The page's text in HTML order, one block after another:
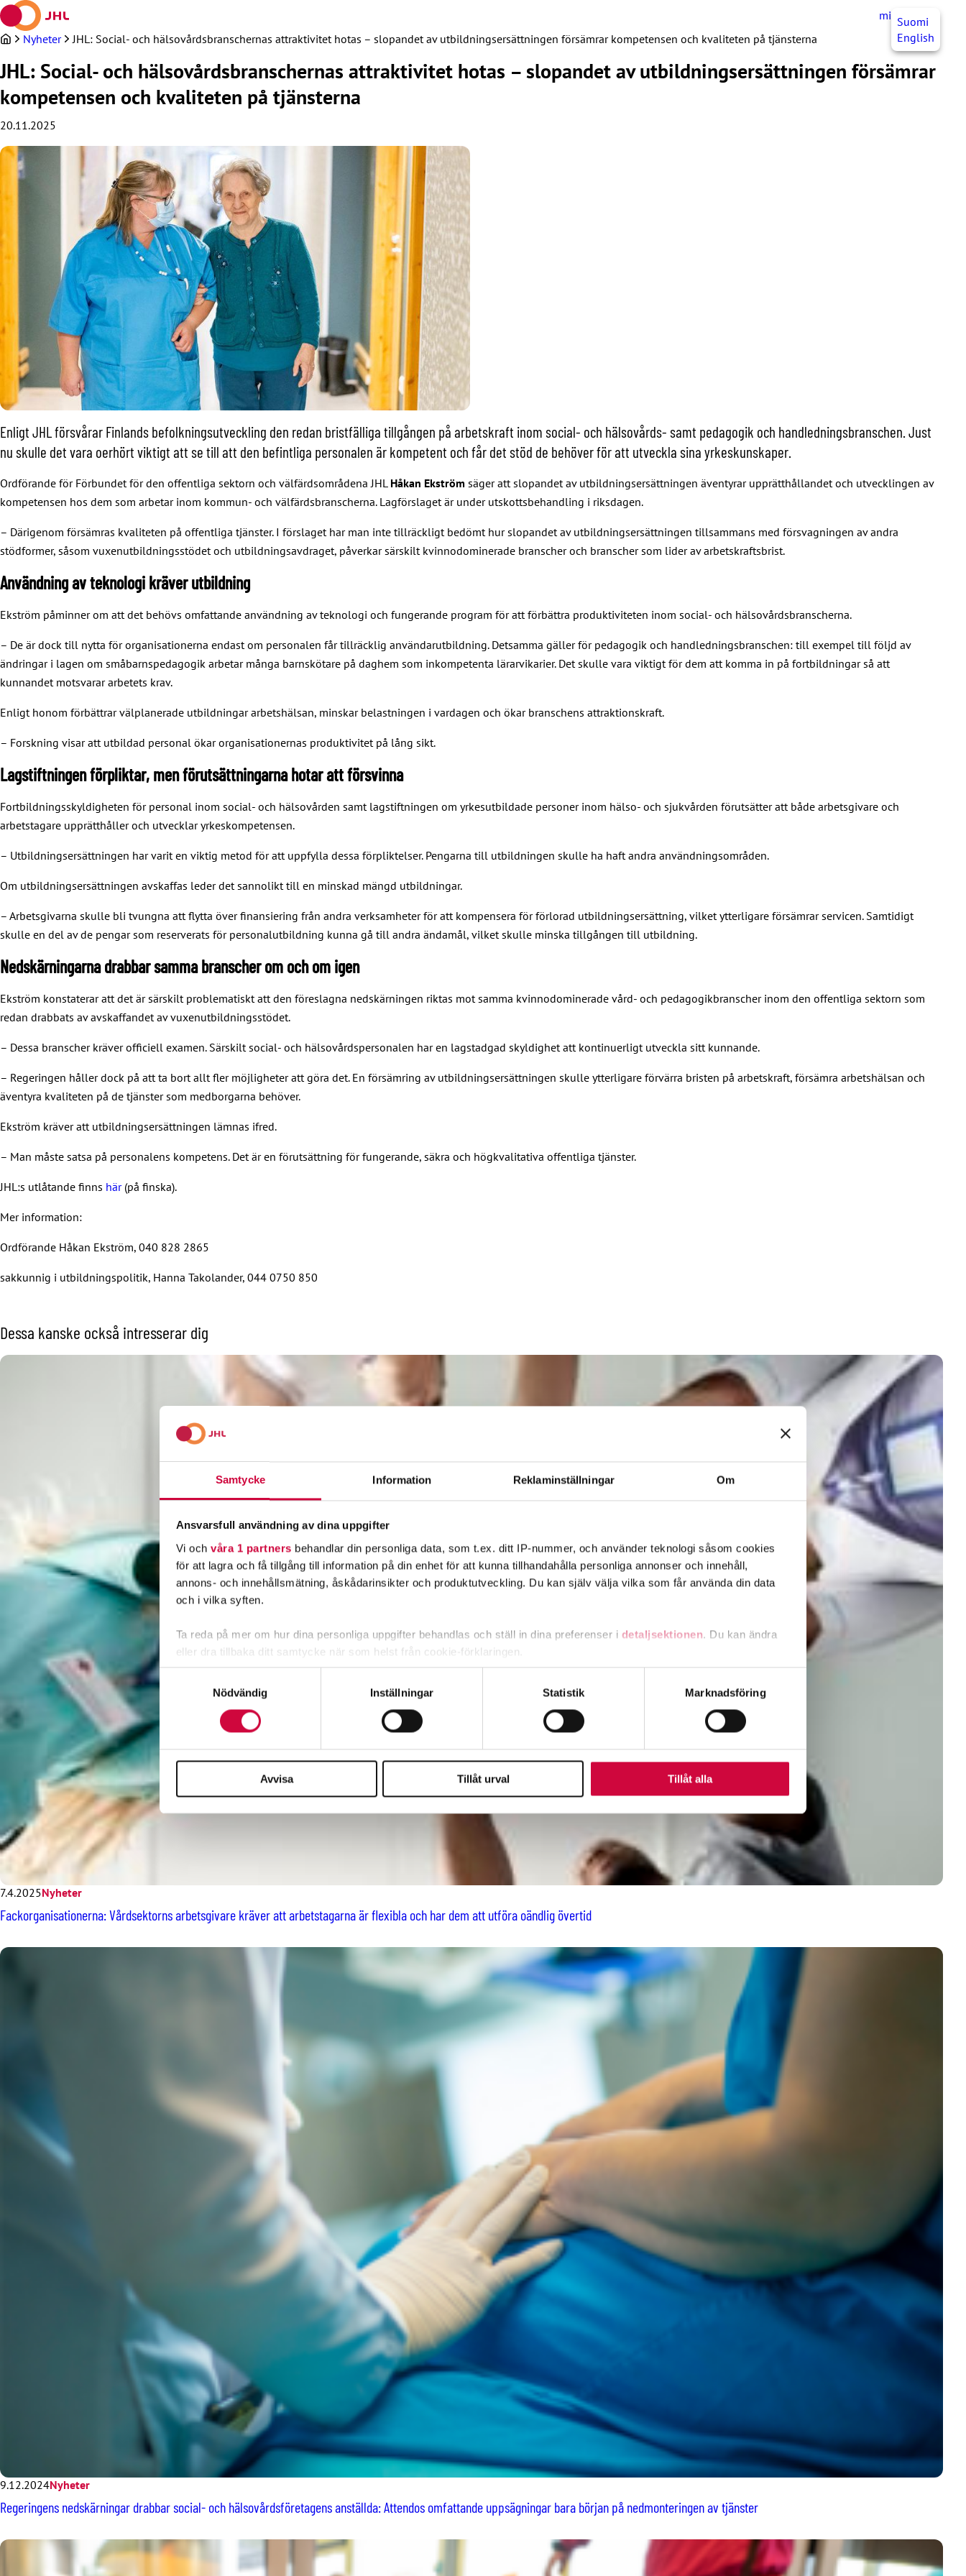
Samtycke Information Reklaminställningar Om
Ansvarsfull användning av dina uppgifter
Vi och våra 1 partners behandlar din personliga data, som t.ex. ditt IP-nummer, och använder teknologi såsom cookies
för att lagra och få tillgång till information på din enhet för att kunna tillhandahålla personliga annonser och innehåll,
annons- och innehållsmätning, åskådarinsikter och produktutveckling. Du kan själv välja vilka som får använda din data
och i vilka syften.
Ta reda på mer om hur dina personliga uppgifter behandlas och ställ in dina preferenser i detaljsektionen. Du kan ändra
eller dra tillbaka ditt samtycke när som helst från cookie-förklaringen.
Vi använder enhetsidentifierare för att anpassa innehållet och annonserna till användarna, tillhandahålla funktioner för
sociala medier och analysera vår trafik. Vi vidarebefordrar även sådana identifierare och annan information från din enhet
till de sociala medier och annons- och analysföretag som vi samarbetar med. Dessa kan i sin tur kombinera informationen
Samtyckesval
Nödvändig
Inställningar Statistik Marknadsföring
Avvisa Tillåt urval Tillåt alla
Hoppa
till
innehållet
mittJHL SV
Suomi
English
Nyheter JHL: Social- och hälsovårdsbranschernas attraktivitet hotas – slopandet av utbildningsersättningen försämrar kompetensen och kvaliteten på tjänsterna
JHL: Social- och hälsovårdsbranschernas attraktivitet hotas – slopandet av utbildningsersättningen försämrar
kompetensen och kvaliteten på tjänsterna
20.11.2025
Enligt JHL försvårar Finlands befolkningsutveckling den redan bristfälliga tillgången på arbetskraft inom social- och hälsovårds- samt pedagogik och handledningsbranschen. Just
nu skulle det vara oerhört viktigt att se till att den befintliga personalen är kompetent och får det stöd de behöver för att utveckla sina yrkeskunskaper.
Ordförande för Förbundet för den offentliga sektorn och välfärdsområdena JHL Håkan Ekström säger att slopandet av utbildningsersättningen äventyrar upprätthållandet och utvecklingen av
kompetensen hos dem som arbetar inom kommun- och välfärdsbranscherna. Lagförslaget är under utskottsbehandling i riksdagen.
– Därigenom försämras kvaliteten på offentliga tjänster. I förslaget har man inte tillräckligt bedömt hur slopandet av utbildningsersättningen tillsammans med försvagningen av andra
stödformer, såsom vuxenutbildningsstödet och utbildningsavdraget, påverkar särskilt kvinnodominerade branscher och branscher som lider av arbetskraftsbrist.
Användning av teknologi kräver utbildning
Ekström påminner om att det behövs omfattande användning av teknologi och fungerande program för att förbättra produktiviteten inom social- och hälsovårdsbranscherna.
– De är dock till nytta för organisationerna endast om personalen får tillräcklig användarutbildning. Detsamma gäller för pedagogik och handledningsbranschen: till exempel till följd av
ändringar i lagen om småbarnspedagogik arbetar många barnskötare på daghem som inkompetenta lärarvikarier. Det skulle vara viktigt för dem att komma in på fortbildningar så att
kunnandet motsvarar arbetets krav.
Enligt honom förbättrar välplanerade utbildningar arbetshälsan, minskar belastningen i vardagen och ökar branschens attraktionskraft.
– Forskning visar att utbildad personal ökar organisationernas produktivitet på lång sikt.
Lagstiftningen förpliktar, men förutsättningarna hotar att försvinna
Fortbildningsskyldigheten för personal inom social- och hälsovården samt lagstiftningen om yrkesutbildade personer inom hälso- och sjukvården förutsätter att både arbetsgivare och
arbetstagare upprätthåller och utvecklar yrkeskompetensen.
– Utbildningsersättningen har varit en viktig metod för att uppfylla dessa förpliktelser. Pengarna till utbildningen skulle ha haft andra användningsområden.
Om utbildningsersättningen avskaffas leder det sannolikt till en minskad mängd utbildningar.
– Arbetsgivarna skulle bli tvungna att flytta över finansiering från andra verksamheter för att kompensera för förlorad utbildningsersättning, vilket ytterligare försämrar servicen. Samtidigt
skulle en del av de pengar som reserverats för personalutbildning kunna gå till andra ändamål, vilket skulle minska tillgången till utbildning.
Nedskärningarna drabbar samma branscher om och om igen
Ekström konstaterar att det är särskilt problematiskt att den föreslagna nedskärningen riktas mot samma kvinnodominerade vård- och pedagogikbranscher inom den offentliga sektorn som
redan drabbats av avskaffandet av vuxenutbildningsstödet.
– Dessa branscher kräver officiell examen. Särskilt social- och hälsovårdspersonalen har en lagstadgad skyldighet att kontinuerligt utveckla sitt kunnande.
– Regeringen håller dock på att ta bort allt fler möjligheter att göra det. En försämring av utbildningsersättningen skulle ytterligare förvärra bristen på arbetskraft, försämra arbetshälsan och
äventyra kvaliteten på de tjänster som medborgarna behöver.
Ekström kräver att utbildningsersättningen lämnas ifred.
– Man måste satsa på personalens kompetens. Det är en förutsättning för fungerande, säkra och högkvalitativa offentliga tjänster.
JHL:s utlåtande finns här (på finska).
Mer information:
Ordförande Håkan Ekström, 040 828 2865
sakkunnig i utbildningspolitik, Hanna Takolander, 044 0750 850
Dessa kanske också intresserar dig
7.4.2025Nyheter
Fackorganisationerna: Vårdsektorns arbetsgivare kräver att arbetstagarna är flexibla och har dem att utföra oändlig övertid
9.12.2024Nyheter
Regeringens nedskärningar drabbar social- och hälsovårdsföretagens anställda: Attendos omfattande uppsägningar bara början på nedmonteringen av tjänster